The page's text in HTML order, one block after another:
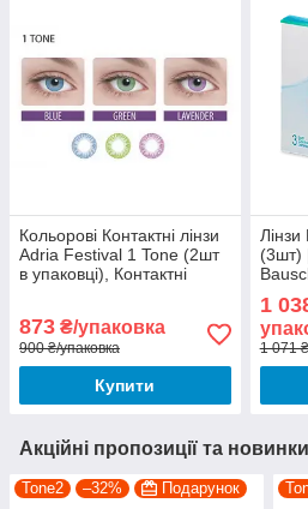
Кольорові Контактні лінзи
Adria Festival 1 Tone (2шт
в упаковцi), Контактні
873 ₴/упаковка
900 ₴/упаковка
Купити
(3шт)
1
1 071
Акційні пропозиції та новинки
Tone2 –32% Подарунок